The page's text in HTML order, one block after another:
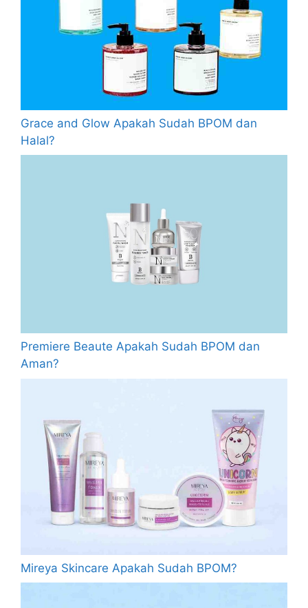
Grace and Glow Apakah Sudah BPOM dan
Halal?
Premiere Beaute Apakah Sudah BPOM dan
Aman?
Mireya Skincare Apakah Sudah BPOM?